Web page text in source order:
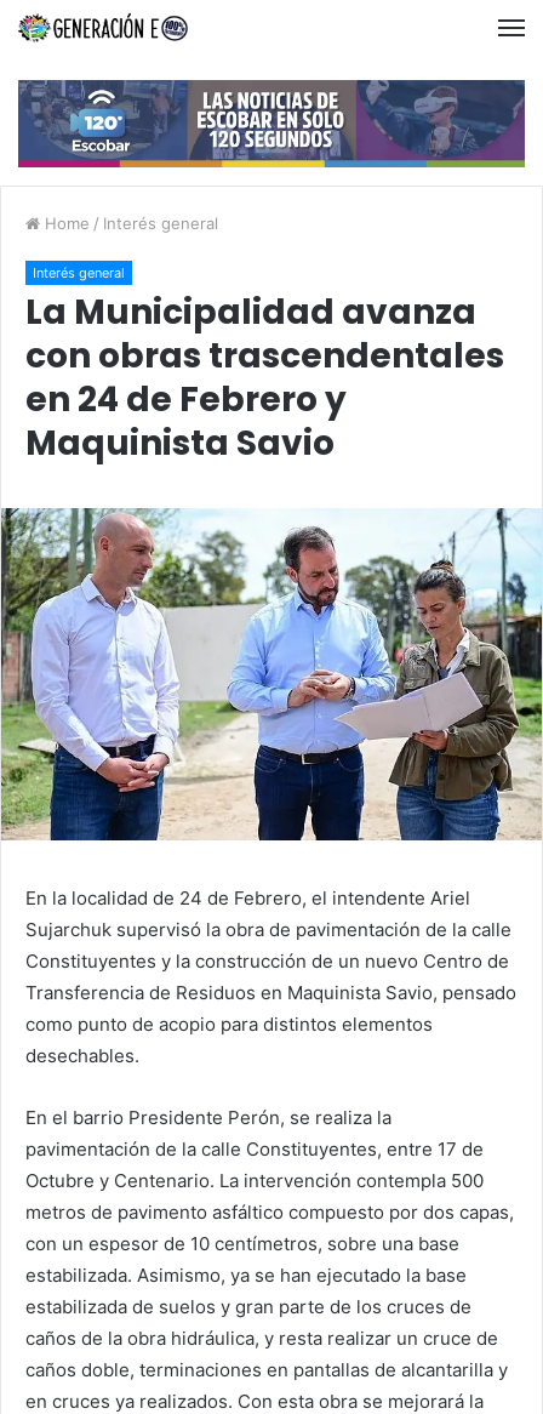
Home / Interés general
Interés general
La Municipalidad avanza
con obras trascendentales
en 24 de Febrero y
Maquinista Savio
En la localidad de 24 de Febrero, el intendente Ariel
Sujarchuk supervisó la obra de pavimentación de la calle
Constituyentes y la construcción de un nuevo Centro de
Transferencia de Residuos en Maquinista Savio, pensado
como punto de acopio para distintos elementos
desechables.
En el barrio Presidente Perón, se realiza la
pavimentación de la calle Constituyentes, entre 17 de
Octubre y Centenario. La intervención contempla 500
metros de pavimento asfáltico compuesto por dos capas,
con un espesor de 10 centímetros, sobre una base
estabilizada. Asimismo, ya se han ejecutado la base
estabilizada de suelos y gran parte de los cruces de
caños de la obra hidráulica, y resta realizar un cruce de
caños doble, terminaciones en pantallas de alcantarilla y
en cruces ya realizados. Con esta obra se mejorará la